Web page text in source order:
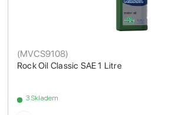
Rock Oil Classic SAE 1 Litre
(MVCS9108)
3 Skladem